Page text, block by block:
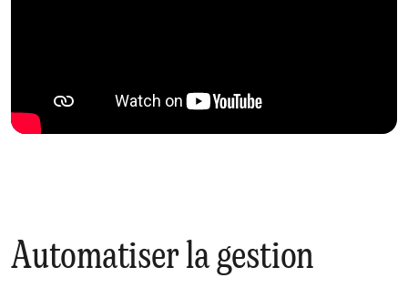
Automatiser la gestion